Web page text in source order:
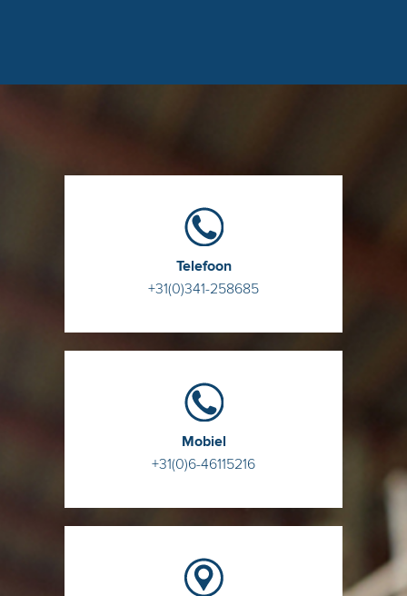
Telefoon
+31(0)341-258685
Mobiel
+31(0)6-46115216